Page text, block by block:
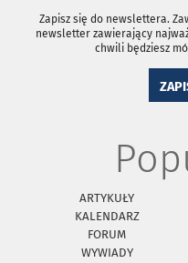
Zapisz się do newslettera.
newsletter zawierający
chwili będziesz
ARTYKUŁY
KALENDARZ
FORUM
WYWIADY